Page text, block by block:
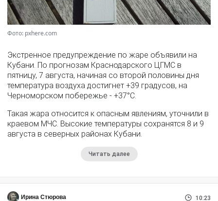
Фото: pxhere.com
Экстренное предупреждение по жаре объявили на
Кубани. По прогнозам Краснодарского ЦГМС в
пятницу, 7 августа, начиная со второй половины дня
температура воздуха достигнет +39 градусов, на
Черноморском побережье - +37°­С.
Такая жара относится к опасным явлениям, уточнили в
краевом МЧС. Высокие температуры сохранятся 8 и 9
августа в северных районах Кубани.
Читать далее
Ирина Стюрова 10:23